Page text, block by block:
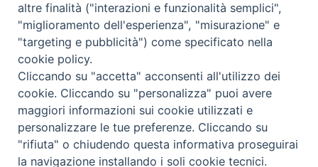
Via Beltrani, 9
76125 Trani BT
Centralino Tel. 0883 494211
Cancelleria Tel. 0883 494204
cancelleria@arcidiocesitrani.it
Copyright © Arcidiocesi di Trani Barletta Bisceglie
Riproduzione dei contenuti solo con permesso. Tutti i diritti sono
altre finalità ("interazioni e funzionalità semplici",
"miglioramento dell'esperienza", "misurazione" e
"targeting e pubblicità") come specificato nella
cookie policy.
Cliccando su "accetta" acconsenti all'utilizzo dei
cookie. Cliccando su "personalizza" puoi avere
maggiori informazioni sui cookie utilizzati e
personalizzare le tue preferenze. Cliccando su
"rifiuta" o chiudendo questa informativa proseguirai
la navigazione installando i soli cookie tecnici.